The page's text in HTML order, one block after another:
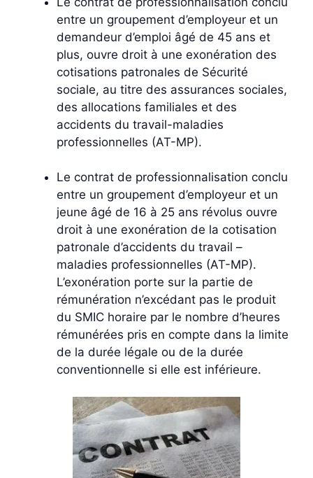
entre un groupement d’employeur et un
demandeur d’emploi âgé de 45 ans et
plus, ouvre droit à une exonération des
cotisations patronales de Sécurité
sociale, au titre des assurances sociales,
des allocations familiales et des
accidents du travail-maladies
professionnelles (AT-MP).
Le contrat de professionnalisation conclu
entre un groupement d’employeur et un
jeune âgé de 16 à 25 ans révolus ouvre
droit à une exonération de la cotisation
patronale d’accidents du travail –
maladies professionnelles (AT-MP).
L’exonération porte sur la partie de
rémunération n’excédant pas le produit
du SMIC horaire par le nombre d’heures
rémunérées pris en compte dans la limite
de la durée légale ou de la durée
conventionnelle si elle est inférieure.